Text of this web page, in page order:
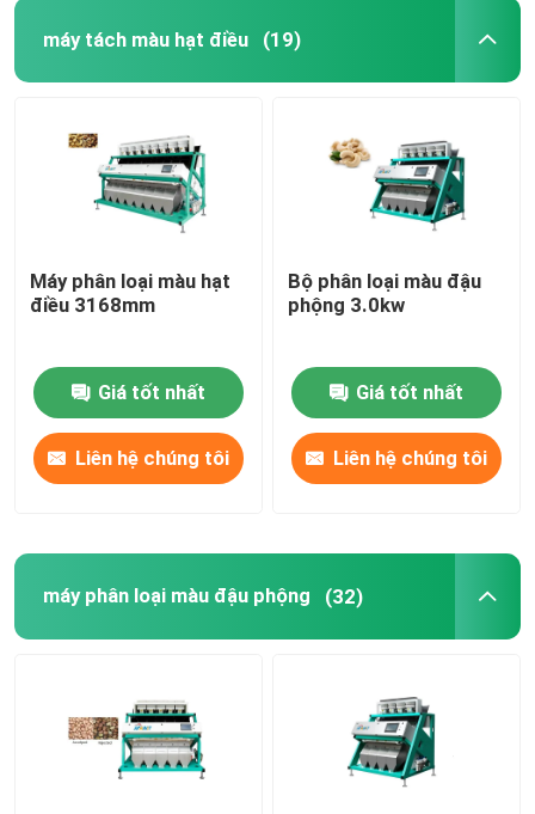
máy tách màu hạt điều (19)
Máy phân loại màu hạt
điều 3168mm
Giá tốt nhất
Liên hệ chúng tôi
Bộ phân loại màu đậu
phộng 3.0kw
Giá tốt nhất
Liên hệ chúng tôi
máy phân loại màu đậu phộng (32)